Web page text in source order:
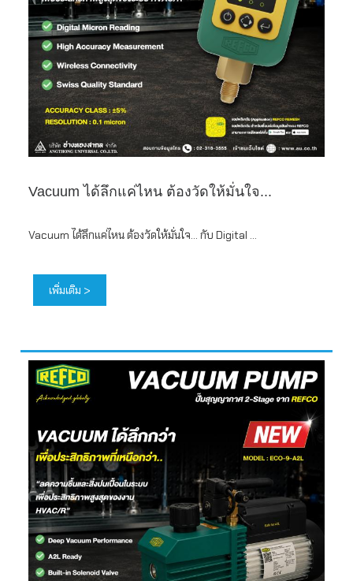
Vacuum ได้ลึกแค่ไหน ต้องวัดให้มั่นใจ...
Vacuum ได้ลึกแค่ไหน ต้องวัดให้มั่นใจ... กับ Digital ...
เพิ่มเติม >